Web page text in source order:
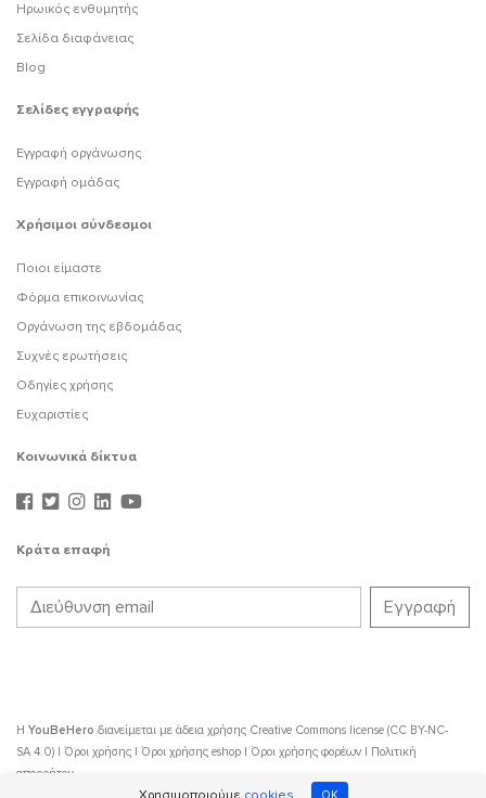
Ηρωικός ενθυμητής
Σελίδα διαφάνειας
Blog
Σελίδες εγγραφής
Εγγραφή οργάνωσης
Εγγραφή ομάδας
Χρήσιμοι σύνδεσμοι
Ποιοι είμαστε
Φόρμα επικοινωνίας
Οργάνωση της εβδομάδας
Συχνές ερωτήσεις
Οδηγίες χρήσης
Ευχαριστίες
Κοινωνικά δίκτυα
Κράτα επαφή
Η YouBeHero διανείμεται με άδεια χρήσης Creative Commons license (CC BY-NC-
SA 4.0)
Όροι χρήσης Όροι χρήσης eshop Όροι χρήσης φορέων
Πολιτική
απορρήτου